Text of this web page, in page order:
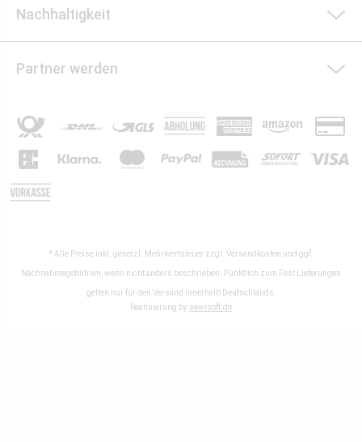
Nachhaltigkeit
Partner werden
* Alle Preise inkl. gesetzl. Mehrwertsteuer zzgl. Versandkosten und ggf.
Nachnahmegebühren, wenn nicht anders beschrieben. Pünktlich zum Fest Lieferungen
gelten nur für den Versand innerhalb Deutschlands.
Realisierung by sewisoft.de